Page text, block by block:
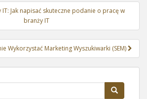
IT: Jak napisać skuteczne podanie o pracę w
branży IT
Wykorzystać Marketing Wyszukiwarki (SEM)